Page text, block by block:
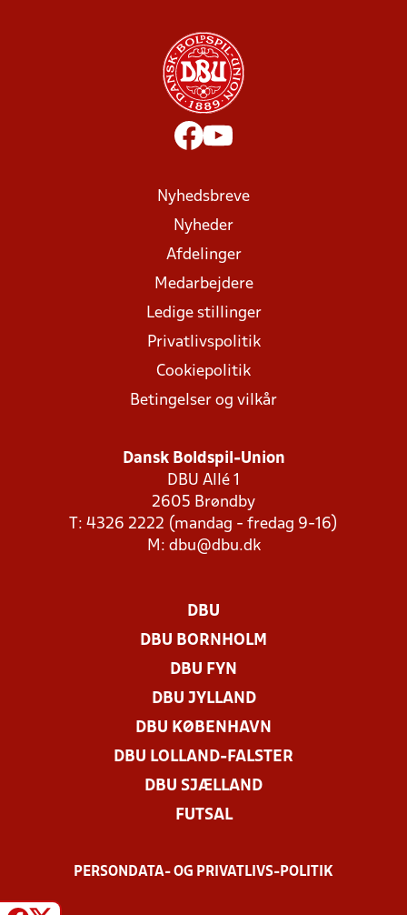
Nyhedsbreve
Nyheder
Afdelinger
Medarbejdere
Ledige stillinger
Privatlivspolitik
Cookiepolitik
Betingelser og vilkår
Dansk Boldspil-Union
DBU Allé 1
2605 Brøndby
T: 4326 2222 (mandag - fredag 9-16)
M: dbu@dbu.dk
DBU
DBU BORNHOLM
DBU FYN
DBU JYLLAND
DBU KØBENHAVN
DBU LOLLAND-FALSTER
DBU SJÆLLAND
FUTSAL
PERSONDATA- OG PRIVATLIVS-POLITIK